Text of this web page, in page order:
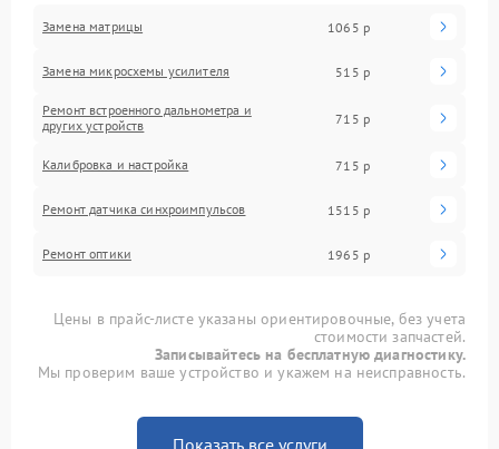
Замена матрицы 1065 р
Замена микросхемы усилителя 515 р
Ремонт встроенного дальнометра и
других устройств
715 р
Калибровка и настройка 715 р
Ремонт датчика синхроимпульсов 1515 р
Ремонт оптики 1965 р
Цены в прайс-листе указаны ориентировочные, без учета
стоимости запчастей.
Записывайтесь на бесплатную диагностику.
Мы проверим ваше устройство и укажем на неисправность.
Показать все услуги